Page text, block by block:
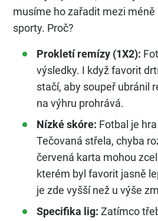
musíme ho zařadit mezi
sporty. Proč?
Prokletí remízy (1X2):
výsledky. I když favorit
stačí, aby soupeř ubránil
na výhru prohrává.
Nízké skóre: Fotbal je
Tečovaná střela, chyba
červená karta mohou
kterém byl favorit jasně
je zde vyšší než u výše
Specifika lig: Zatímco